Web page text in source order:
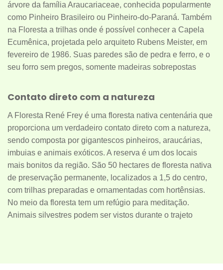
árvore da família Araucariaceae, conhecida popularmente
como Pinheiro Brasileiro ou Pinheiro-do-Paraná. Também
na Floresta a trilhas onde é possível conhecer a Capela
Ecumênica, projetada pelo arquiteto Rubens Meister, em
fevereiro de 1986. Suas paredes são de pedra e ferro, e o
seu forro sem pregos, somente madeiras sobrepostas
Contato direto com a natureza
A Floresta René Frey é uma floresta nativa centenária que
proporciona um verdadeiro contato direto com a natureza,
sendo composta por gigantescos pinheiros, araucárias,
imbuias e animais exóticos. A reserva é um dos locais
mais bonitos da região. São 50 hectares de floresta nativa
de preservação permanente, localizados a 1,5 do centro,
com trilhas preparadas e ornamentadas com hortênsias.
No meio da floresta tem um refúgio para meditação.
Animais silvestres podem ser vistos durante o trajeto